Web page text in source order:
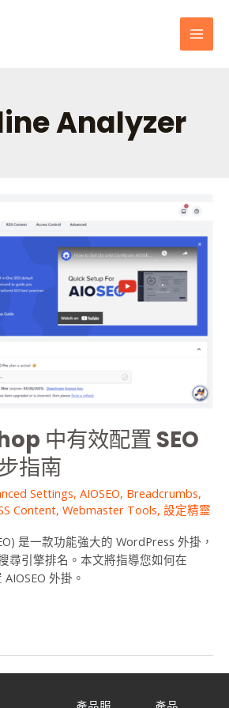
Analyzer
中有效配置 SEO
指南
Settings, AIOSEO, Breadcrumbs,
Content, Webmaster Tools, 設定精靈
是一款功能強大的 WordPress 外掛，
尋引擎排名。本文將指導您如何在
外掛。